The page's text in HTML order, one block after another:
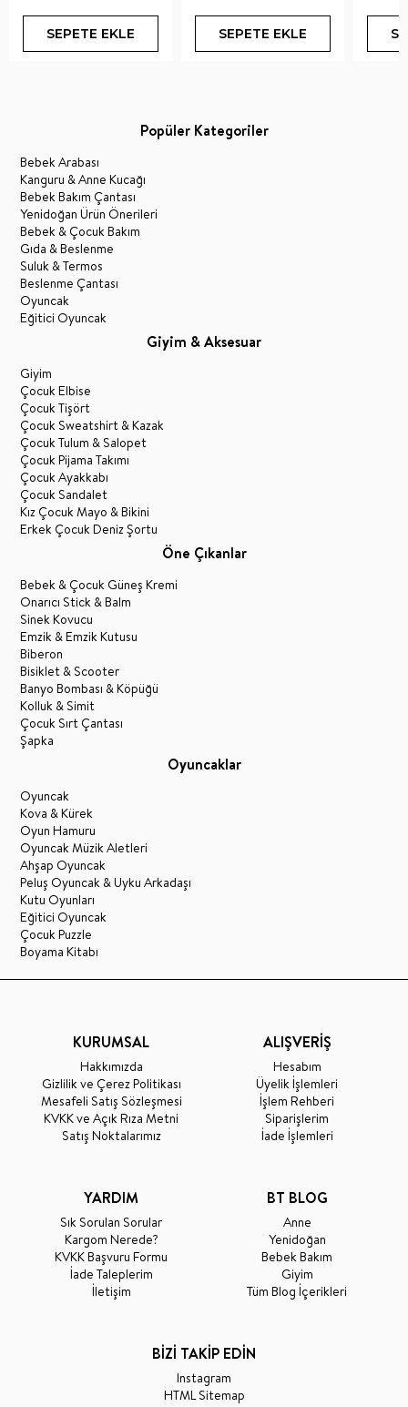
SEPETE EKLE SEPETE EKLE
Popüler Kategoriler
Bebek Arabası
Kanguru & Anne Kucağı
Bebek Bakım Çantası
Yenidoğan Ürün Önerileri
Bebek & Çocuk Bakım
Gıda & Beslenme
Suluk & Termos
Beslenme Çantası
Oyuncak
Eğitici Oyuncak
Giyim & Aksesuar
Giyim
Çocuk Elbise
Çocuk Tişört
Çocuk Sweatshirt & Kazak
Çocuk Tulum & Salopet
Çocuk Pijama Takımı
Çocuk Ayakkabı
Çocuk Sandalet
Kız Çocuk Mayo & Bikini
Erkek Çocuk Deniz Şortu
Öne Çıkanlar
Bebek & Çocuk Güneş Kremi
Onarıcı Stick & Balm
Sinek Kovucu
Emzik & Emzik Kutusu
Biberon
Bisiklet & Scooter
Banyo Bombası & Köpüğü
Kolluk & Simit
Çocuk Sırt Çantası
Şapka
Oyuncaklar
Oyuncak
Kova & Kürek
Oyun Hamuru
Oyuncak Müzik Aletleri
Ahşap Oyuncak
Peluş Oyuncak & Uyku Arkadaşı
Kutu Oyunları
Eğitici Oyuncak
Çocuk Puzzle
Boyama Kitabı
KURUMSAL
Hakkımızda
Gizlilik ve Çerez Politikası
Mesafeli Satış Sözleşmesi
KVKK ve Açık Rıza Metni
Satış Noktalarımız
ALIŞVERİŞ
Hesabım
Üyelik İşlemleri
İşlem Rehberi
Siparişlerim
İade İşlemleri
YARDIM
Sık Sorulan Sorular
Kargom Nerede?
KVKK Başvuru Formu
İade Taleplerim
İletişim
BT BLOG
Anne
Yenidoğan
Bebek Bakım
Giyim
Tüm Blog İçerikleri
BİZİ TAKİP EDİN
Instagram
HTML Sitemap